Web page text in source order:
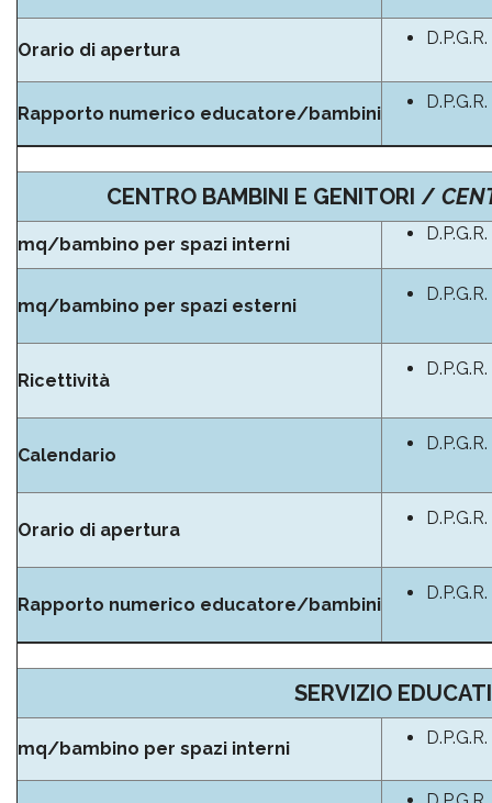
Orario di apertura
Rapporto numerico educatore/bambini
CENTRO BAMBINI E GENITORI /
mq/bambino per spazi interni
mq/bambino per spazi esterni
Ricettività
Calendario
Orario di apertura
Rapporto numerico educatore/bambini
SERVIZIO
mq/bambino per spazi interni